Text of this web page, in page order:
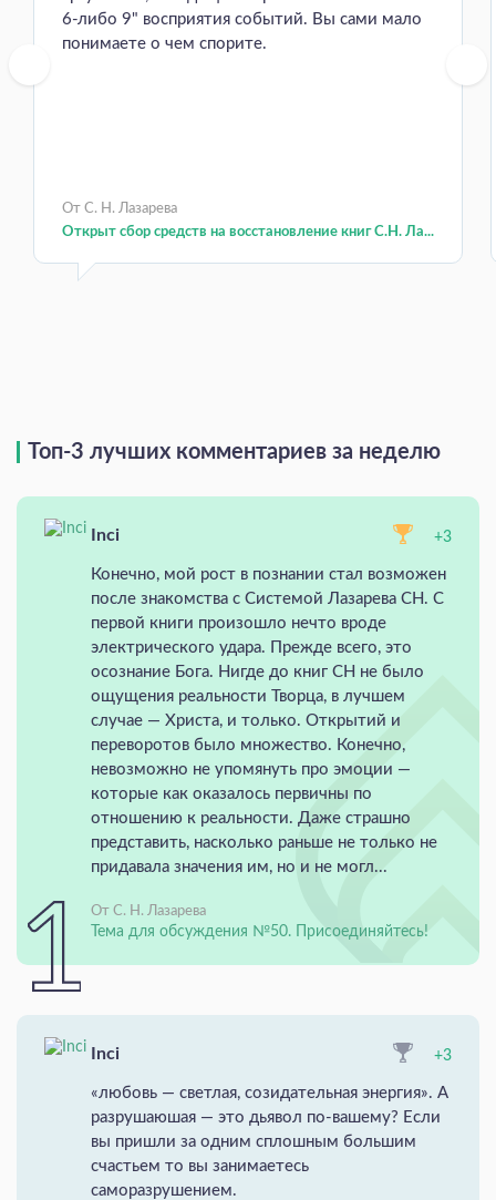
6-либо 9" восприятия событий. Вы сами мало
понимаете о чем спорите.
От С. Н. Лазарева
Открыт сбор средств на восстановление книг С.Н. Ла...
Топ-3 лучших комментариев за неделю
Inci +3
Конечно, мой рост в познании стал возможен
после знакомства с Системой Лазарева СН. С
первой книги произошло нечто вроде
электрического удара. Прежде всего, это
осознание Бога. Нигде до книг СН не было
ощущения реальности Творца, в лучшем
случае — Христа, и только. Открытий и
переворотов было множество. Конечно,
невозможно не упомянуть про эмоции —
которые как оказалось первичны по
отношению к реальности. Даже страшно
представить, насколько раньше не только не
придавала значения им, но и не могл...
От С. Н. Лазарева
Тема для обсуждения №50. Присоединяйтесь!
Inci +3
«любовь — светлая, созидательная энергия». А
разрушаюшая — это дьявол по-вашему? Если
вы пришли за одним сплошным большим
счастьем то вы занимаетесь
саморазрушением.